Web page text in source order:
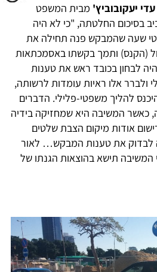
עדי יעקובוביץ' מבית המשפט
בסיכום החלטתה, "כי לא היה
שעה שהמבקש פנה תחילה את
(הקנס) ותמך בקשתו באסמכתאות
לבחון בכובד ראש את טענות
אלו ראיות עומדות לרשותה,
להליך משפטי-פלילי. הדברים
כאשר המשיבה היא שמחזיקה בידיה
אודות מיקום הצבת שלטים
לבדוק את טענות המבקש… לאור
המשיבה תישא בהוצאות הגנתו של